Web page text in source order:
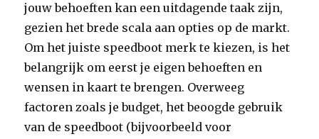
jouw behoeften kan een uitdagende taak zijn,
gezien het brede scala aan opties op de markt.
Om het juiste speedboot merk te kiezen, is het
belangrijk om eerst je eigen behoeften en
wensen in kaart te brengen. Overweeg
factoren zoals je budget, het beoogde gebruik
van de speedboot (bijvoorbeeld voor